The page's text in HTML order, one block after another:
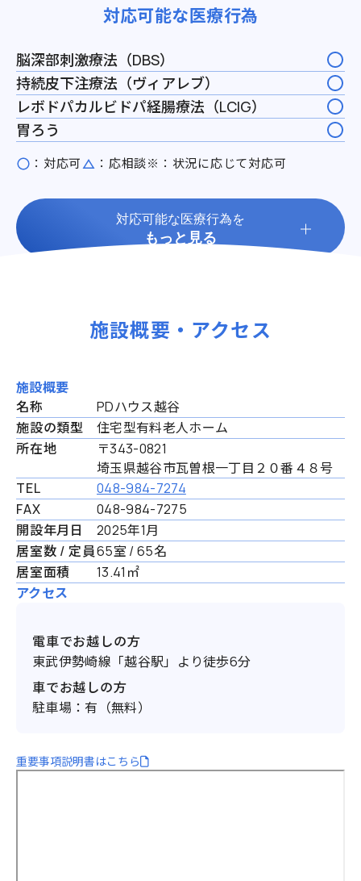
対応可能な医療行為
脳深部刺激療法（DBS）
持続皮下注療法（ヴィアレブ）
レボドパカルビドパ経腸療法（LCIG）
胃ろう
：対応可 ：応相談※：状況に応じて対応可
対応可能な医療行為を
もっと見る
施設概要・アクセス
施設概要
名称
PDハウス越谷
施設の類型
住宅型有料老人ホーム
所在地
〒343-0821
埼玉県越谷市瓦曽根一丁目２０番４８号
TEL
048-984-7274
FAX
048-984-7275
開設年月日
2025年1月
居室数 / 定員65室 / 65名
居室面積
13.41㎡
アクセス
電車でお越しの方
東武伊勢崎線「越谷駅」より徒歩6分
車でお越しの方
駐車場：有（無料）
重要事項説明書はこちら